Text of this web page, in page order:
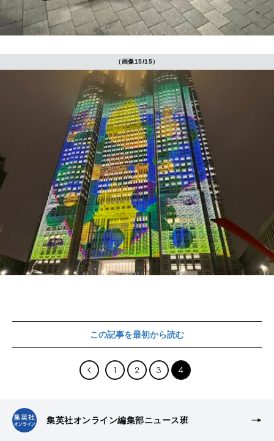
（画像15/15）
この記事を最初から読む
1 2 3 4
集英社オンライン編集部ニュース班